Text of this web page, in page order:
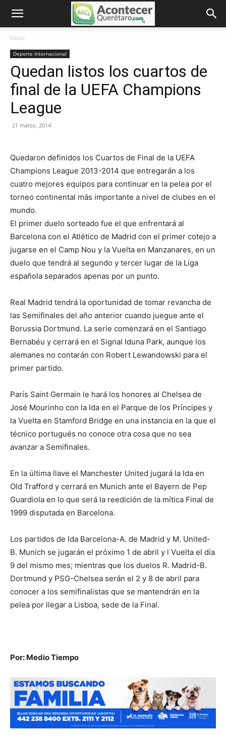
Inicio
Deporte Internacional
Quedan listos los cuartos de
final de la UEFA Champions
League
21 marzo, 2014
Quedaron definidos los Cuartos de Final de la UEFA
Champions League 2013-2014 que entregarán a los
cuatro mejores equipos para continuar en la pelea por el
torneo continental más importante a nivel de clubes en el
mundo.
El primer duelo sorteado fue el que enfrentará al
Barcelona con el Atlético de Madrid con el primer cotejo a
jugarse en el Camp Nou y la Vuelta en Manzanares, en un
duelo que tendrá al segundo y tercer lugar de la Liga
española separados apenas por un punto.
Real Madrid tendrá la oportunidad de tomar revancha de
las Semifinales del año anterior cuando juegue ante el
Borussia Dortmund. La serie comenzará en el Santiago
Bernabéu y cerrará en el Signal Iduna Park, aunque los
alemanes no contarán con Robert Lewandowski para el
primer partido.
París Saint Germain le hará los honores al Chelsea de
José Mourinho con la Ida en el Parque de los Príncipes y
la Vuelta en Stamford Bridge en una instancia en la que el
técnico portugués no conoce otra cosa que no sea
avanzar a Semifinales.
En la última llave el Manchester United jugará la Ida en
Old Trafford y cerrará en Munich ante el Bayern de Pep
Guardiola en lo que será la reedición de la mítica Final de
1999 disputada en Barcelona.
Los partidos de Ida Barcelona-A. de Madrid y M. United-
B. Munich se jugarán el próximo 1 de abril y l Vuelta el día
9 del mismo mes; mientras que los duelos R. Madrid-B.
Dortmund y PSG-Chelsea serán el 2 y 8 de abril para
conocer a los semifinalistas que se mantendrán en la
pelea por llegar a Lisboa, sede de la Final.
Por: Medio Tiempo